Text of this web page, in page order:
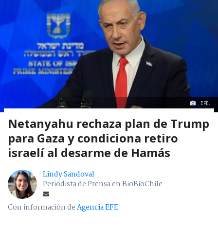
EFE.
Netanyahu rechaza plan de Trump
para Gaza y condiciona retiro
israelí al desarme de Hamás
Lindy Sandoval
Periodista de Prensa en BioBioChile
Con información deAgencia EFE